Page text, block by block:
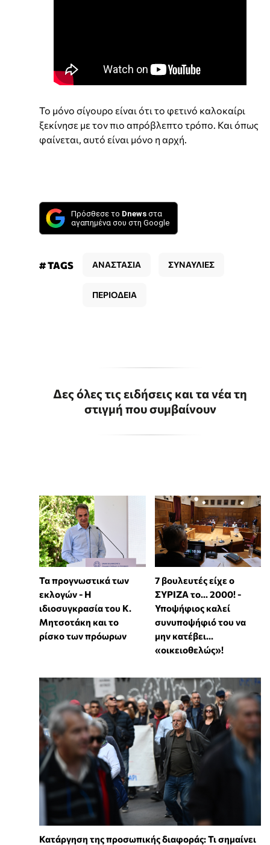
Το μόνο σίγουρο είναι ότι το φετινό καλοκαίρι
ξεκίνησε με τον πιο απρόβλεπτο τρόπο. Και όπως
φαίνεται, αυτό είναι μόνο η αρχή.
Πρόσθεσε το Dnews στα
αγαπημένα σου στη Google
# TAGS ΑΝΑΣΤΑΣΙΑ ΣΥΝΑΥΛΙΕΣ
ΠΕΡΙΟΔΕΙΑ
Δες όλες τις ειδήσεις και τα νέα τη
στιγμή που συμβαίνουν
Τα προγνωστικά των
εκλογών - Η
ιδιοσυγκρασία του Κ.
Μητσοτάκη και το
ρίσκο των πρόωρων
7 βουλευτές είχε ο
ΣΥΡΙΖΑ το... 2000! -
Υποψήφιος καλεί
συνυποψήφιό του να
μην κατέβει...
«οικειοθελώς»!
Κατάργηση της προσωπικής διαφοράς: Τι σημαίνει